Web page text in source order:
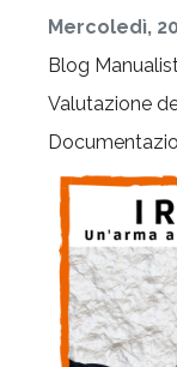
Mercoledì,
Blog
Valutazione